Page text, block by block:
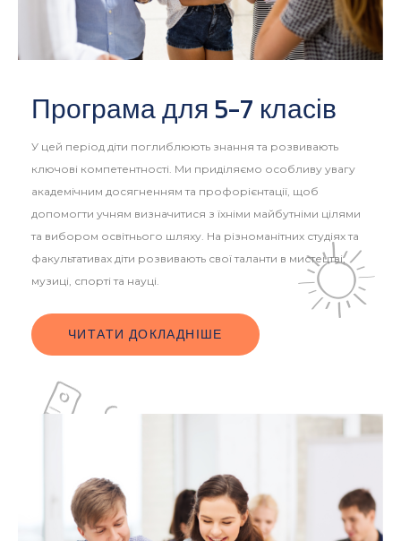
Програма для 5-7 класів
У цей період діти поглиблюють знання та розвивають
ключові компетентності. Ми приділяємо особливу увагу
академічним досягненням та профорієнтації, щоб
допомогти учням визначитися з їхніми майбутніми цілями
та вибором освітнього шляху. На різноманітних студіях та
факультативах діти розвивають свої таланти в мистецтві,
музиці, спорті та науці.
ЧИТАТИ ДОКЛАДНІШЕ